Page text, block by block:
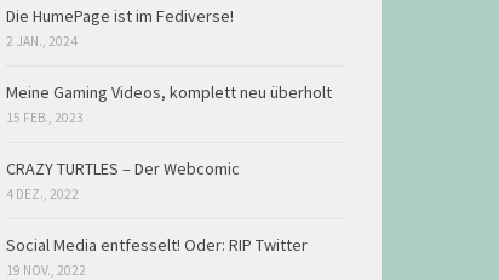
Die HumePage ist im Fediverse!
2 JAN., 2024
Meine Gaming Videos, komplett neu überholt
15 FEB., 2023
CRAZY TURTLES – Der Webcomic
4 DEZ., 2022
Social Media entfesselt! Oder: RIP Twitter
19 NOV., 2022